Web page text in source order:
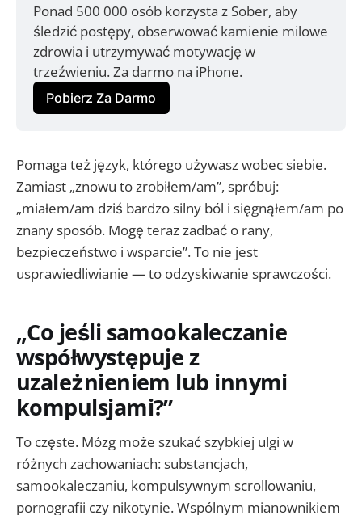
Ponad 500 000 osób korzysta z Sober, aby
śledzić postępy, obserwować kamienie milowe
zdrowia i utrzymywać motywację w
trzeźwieniu. Za darmo na iPhone.
Pobierz Za Darmo
Pomaga też język, którego używasz wobec siebie.
Zamiast „znowu to zrobiłem/am”, spróbuj:
„miałem/am dziś bardzo silny ból i sięgnąłem/am po
znany sposób. Mogę teraz zadbać o rany,
bezpieczeństwo i wsparcie”. To nie jest
usprawiedliwianie — to odzyskiwanie sprawczości.
„Co jeśli samookaleczanie
współwystępuje z
uzależnieniem lub innymi
kompulsjami?”
To częste. Mózg może szukać szybkiej ulgi w
różnych zachowaniach: substancjach,
samookaleczaniu, kompulsywnym scrollowaniu,
pornografii czy nikotynie. Wspólnym mianownikiem